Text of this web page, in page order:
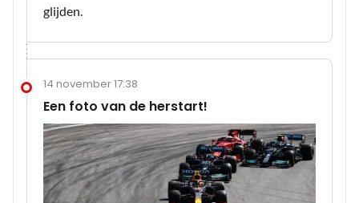
glijden.
14 november 17:38
Een foto van de herstart!